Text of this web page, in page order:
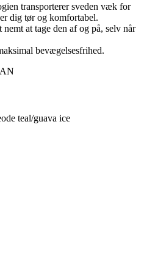
transporterer sveden væk for
dig tør og komfortabel.
at tage den af og på, selv når
bevægelsesfrihed.
teal/guava ice